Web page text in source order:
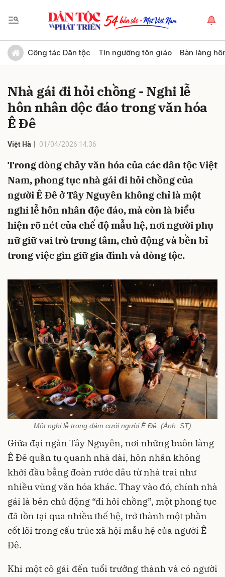
Công tác Dân tộc Tín ngưỡng tôn giáo Bản làng
Nhà gái đi hỏi chồng - Nghi lễ
hôn nhân dộc đáo trong văn hóa
Ê Đê
Việt Hà 01/04/2026 14:36
Trong dòng chảy văn hóa của các dân tộc Việt
Nam, phong tục nhà gái đi hỏi chồng của
người Ê Đê ở Tây Nguyên không chỉ là một
nghi lễ hôn nhân độc đáo, mà còn là biểu
hiện rõ nét của chế độ mẫu hệ, nơi người phụ
nữ giữ vai trò trung tâm, chủ động và bền bỉ
trong việc gìn giữ gia đình và dòng tộc.
Một nghi lễ trong đám cưới người Ê Đê. (Ảnh: ST)
Giữa đại ngàn Tây Nguyên, nơi những buôn làng
Ê Đê quần tụ quanh nhà dài, hôn nhân không
khởi đầu bằng đoàn rước dâu từ nhà trai như
nhiều vùng văn hóa khác. Thay vào đó, chính nhà
gái là bên chủ động “đi hỏi chồng”, một phong tục
đã tồn tại qua nhiều thế hệ, trở thành một phần
cốt lõi trong cấu trúc xã hội mẫu hệ của người Ê
Đê.
Khi một cô gái đến tuổi trưởng thành và có người
Gửi bình luận